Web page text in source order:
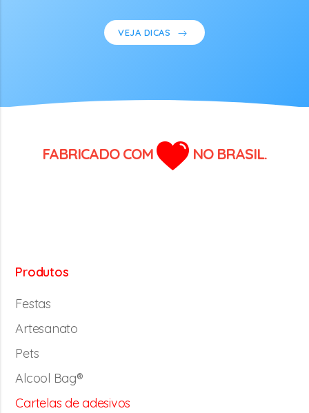
VEJA DICAS
FABRICADO COM NO BRASIL.
Produtos
Festas
Artesanato
Pets
Alcool Bag®
Cartelas de adesivos